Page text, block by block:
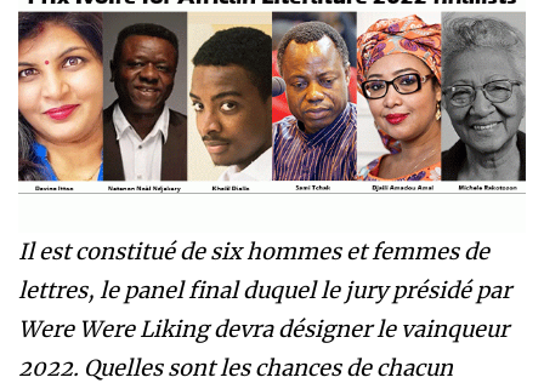
Il est constitué de six hommes et femmes de
lettres, le panel final duquel le jury présidé par
Were Were Liking devra désigner le vainqueur
2022. Quelles sont les chances de chacun